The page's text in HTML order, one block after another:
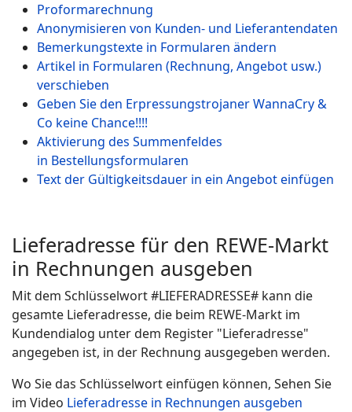
Proformarechnung
Anonymisieren von Kunden- und Lieferantendaten
Bemerkungstexte in Formularen ändern
Artikel in Formularen (Rechnung, Angebot usw.)
verschieben
Geben Sie den Erpressungstrojaner WannaCry &
Co keine Chance!!!!
Aktivierung des Summenfeldes
in Bestellungsformularen
Text der Gültigkeitsdauer in ein Angebot einfügen
Lieferadresse für den REWE-Markt
in Rechnungen ausgeben
Mit dem Schlüsselwort #LIEFERADRESSE# kann die
gesamte Lieferadresse, die beim REWE-Markt im
Kundendialog unter dem Register "Lieferadresse"
angegeben ist, in der Rechnung ausgegeben werden.
Wo Sie das Schlüsselwort einfügen können, Sehen Sie
im Video Lieferadresse in Rechnungen ausgeben